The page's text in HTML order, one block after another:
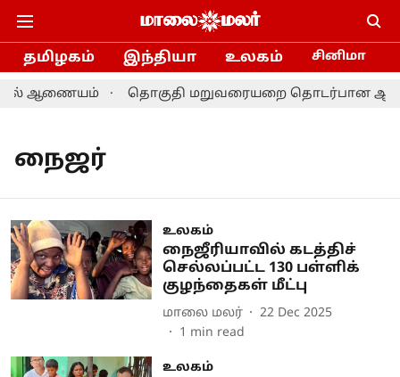
தமிழகம் இந்தியா உலகம் சினிமா
ஆணையம் தொகுதி மறுவரையறை தொடர்பான
நைஜர்
உலகம்
நைஜீரியாவில் கடத்திச்
செல்லப்பட்ட 130 பள்ளிக்
குழந்தைகள் மீட்பு
மாலை மலர்
22 Dec 2025
1 min read
உலகம்